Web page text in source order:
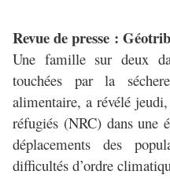
Revue de presse :
Une famille sur deux
touchées par la
alimentaire, a révélé
réfugiés (NRC) dans une
déplacements des
difficultés d’ordre